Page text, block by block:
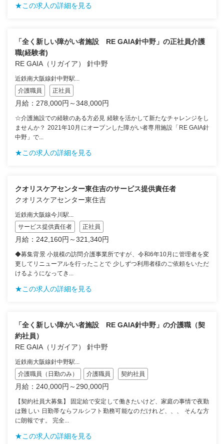
★この求人の詳細を見る
「全く新しい障がい者施設 RE GAIA針中野」の正社員介護
職(経験者)
RE GAIA（リガイア） 針中野
近鉄南大阪線針中野駅...
介護職員
正社員
月給：278,000円～348,000円
☆介護施設での経験のある方必見 経験を活かして新たなチャレンジをし
ませんか？ 2021年10月にオープンした障がい者専用施設「RE GAIA針
中野」で...
★この求人の詳細を見る
クオリスケアセンター東住吉のサービス提供責任者
クオリスケアセンター東住吉
近鉄南大阪線今川駅...
サービス提供責任者
正社員
月給：242,160円～321,340円
◆募集背景 小規模の訪問介護事業所ですが、令和6年10月に管理者を変
更してリニューアルを行ったことで 少しずつ利用者様のご依頼をいただ
けるようになってき...
★この求人の詳細を見る
「全く新しい障がい者施設 RE GAIA針中野」の介護職（契
約社員）
RE GAIA（リガイア） 針中野
近鉄南大阪線針中野駅...
介護職員（日勤のみ）
介護職員 契約社員
月給：240,000円～290,000円
【契約社員大募集】 固定給で安定して働きたいけど、家庭の事情で夜勤
は難しい 日勤帯ならフルシフト勤務可能なのだけれど、、、 そんな方
に朗報です。 完全...
★この求人の詳細を見る